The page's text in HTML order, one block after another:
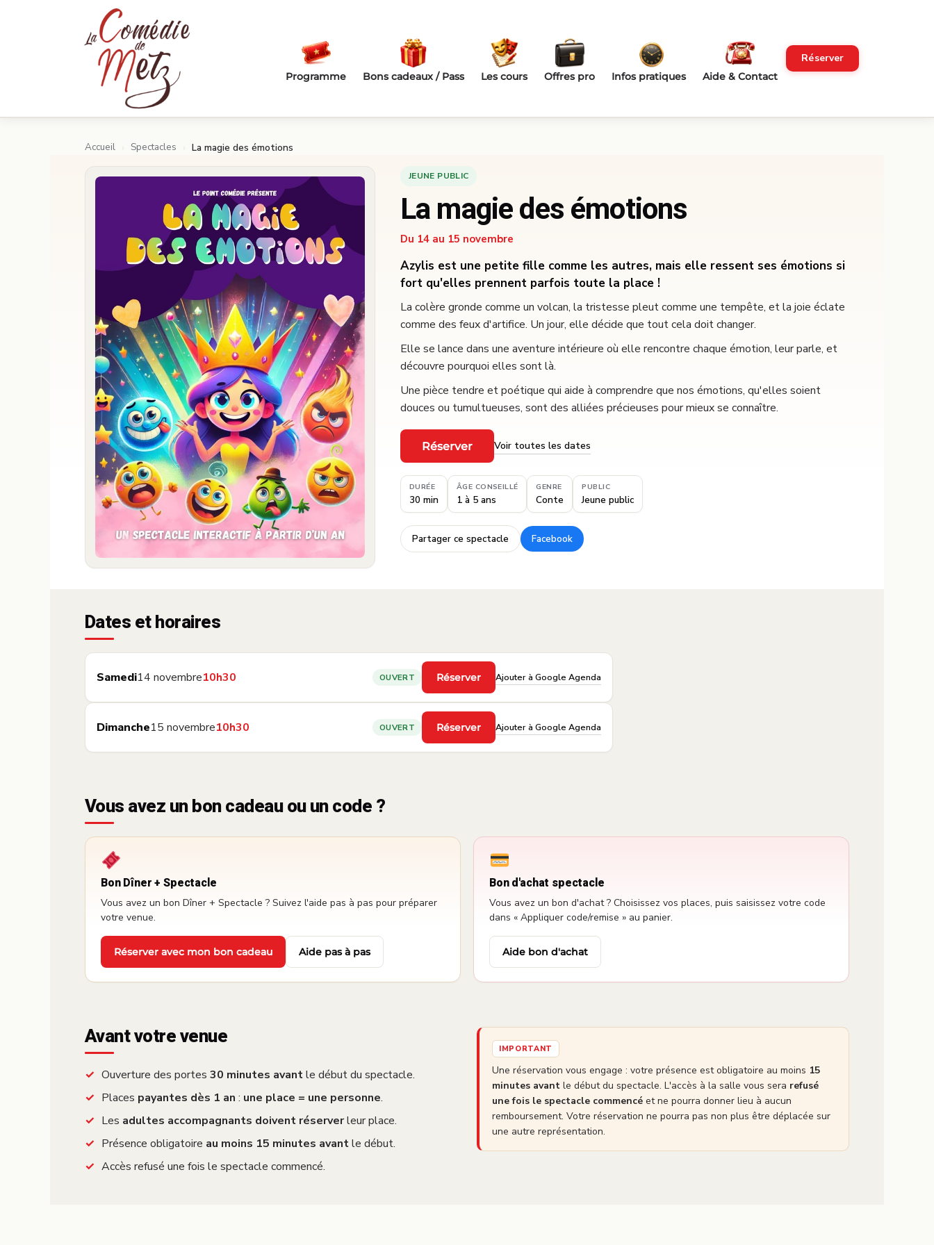
Passer au contenu principal
Programme Bons cadeaux / Pass Les cours Offres pro Infos pratiques Aide & Contact
Réserver
Accueil Spectacles La magie des émotions
JEUNE PUBLIC
La magie des émotions
Du 14 au 15 novembre
Azylis est une petite fille comme les autres, mais elle ressent ses émotions si
fort qu'elles prennent parfois toute la place !
La colère gronde comme un volcan, la tristesse pleut comme une tempête, et la joie éclate
comme des feux d'artifice. Un jour, elle décide que tout cela doit changer.
Elle se lance dans une aventure intérieure où elle rencontre chaque émotion, leur parle, et
découvre pourquoi elles sont là.
Une pièce tendre et poétique qui aide à comprendre que nos émotions, qu'elles soient
douces ou tumultueuses, sont des alliées précieuses pour mieux se connaître.
Réserver
·
Voir toutes les dates
DURÉE
30 min
ÂGE CONSEILLÉ
1 à 5 ans
GENRE
Conte
PUBLIC
Jeune public
Partager ce spectacle
·
Facebook
Dates et horaires
Samedi14 novembre10h30 OUVERT Réserver
·
Ajouter à Google Agenda
Dimanche15 novembre10h30 OUVERT Réserver
·
Ajouter à Google Agenda
Vous avez un bon cadeau ou un code ?
Bon Dîner + Spectacle
Vous avez un bon Dîner + Spectacle ? Suivez l'aide pas à pas pour préparer
votre venue.
Réserver avec mon bon cadeau
·
Aide pas à pas
Bon d'achat spectacle
Vous avez un bon d'achat ? Choisissez vos places, puis saisissez votre code
dans « Appliquer code/remise » au panier.
Aide bon d'achat
Avant votre venue
Ouverture des portes 30 minutes avantle début du spectacle.
Places payantes dès 1 an : une place = une personne.
Les adultes accompagnants doivent réserverleur place.
Présence obligatoire au moins 15 minutes avantle début.
Accès refusé une fois le spectacle commencé.
IMPORTANT
Une réservation vous engage : votre présence est obligatoire au moins 15
minutes avant le début du spectacle. L'accès à la salle vous sera refusé
une fois le spectacle commencé et ne pourra donner lieu à aucun
remboursement. Votre réservation ne pourra pas non plus être déplacée sur
une autre représentation.